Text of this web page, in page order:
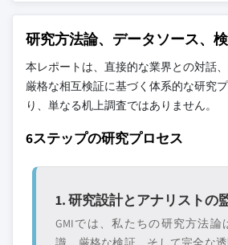
研究方法論、データソース、
本レポートは、直接的な業界との対話、
厳格な相互検証に基づく体系的な研究
り、単なる机上調査ではありません。
6ステップの研究プロセス
1. 研究設計とアナリストの
GMIでは、私たちの研究方法論